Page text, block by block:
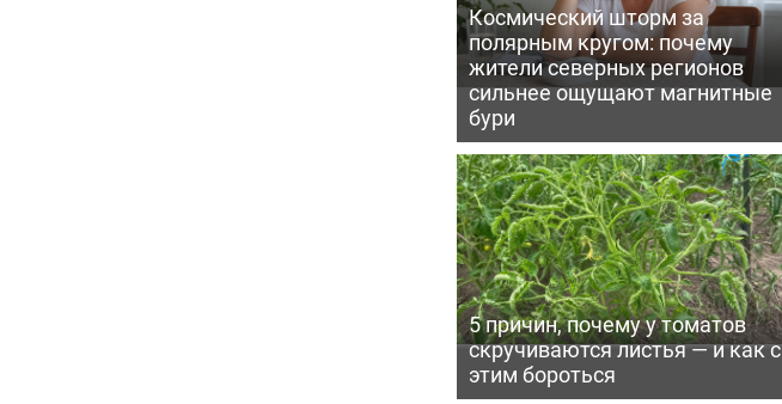
Космический шторм за
полярным кругом: почему
жители северных регионов
сильнее ощущают магнитные
бури
5 причин, почему у томатов
скручиваются листья — и как с
этим бороться